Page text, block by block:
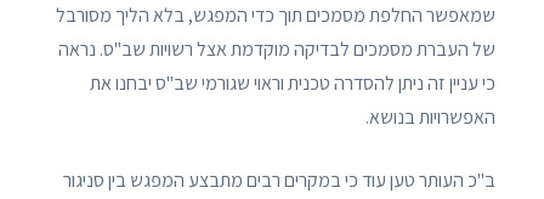
שמאפשר החלפת מסמכים תוך כדי המפגש, בלא הליך מסורבל
של העברת מסמכים לבדיקה מוקדמת אצל רשויות שב"ס. נראה
כי עניין זה ניתן להסדרה טכנית וראוי שגורמי שב"ס יבחנו את
האפשרויות בנושא.
ב"כ העותר טען עוד כי במקרים רבים מתבצע המפגש בין סניגור